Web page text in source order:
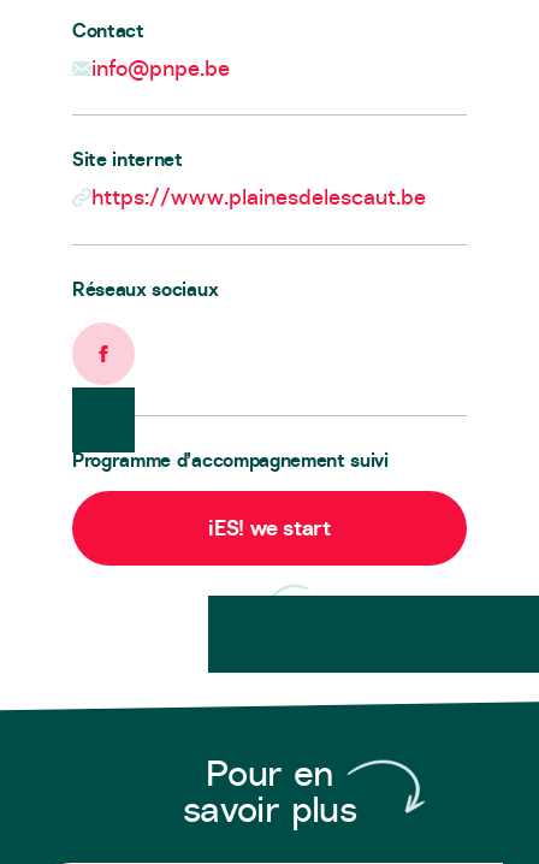
Contact
info@pnpe.be
Site internet
https://www.plainesdelescaut.be
Réseaux sociaux
Facebook
Programme d’accompagnement suivi
iES! we start
Pour en
savoir plus